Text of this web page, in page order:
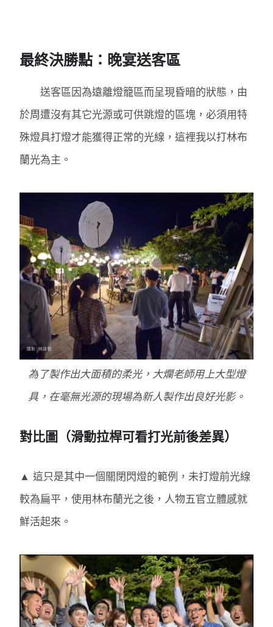
最終決勝點：晚宴送客區
送客區因為遠離燈籠區而呈現昏暗的狀態，由
於周遭沒有其它光源或可供跳燈的區塊，必須用特
殊燈具打燈才能獲得正常的光線，這裡我以打林布
蘭光為主。
為了製作出大面積的柔光，大爛老師用上大型燈
具，在毫無光源的現場為新人製作出良好光影。
對比圖（滑動拉桿可看打光前後差異）
▲ 這只是其中一個關閉閃燈的範例，未打燈前光線
較為扁平，使用林布蘭光之後，人物五官立體感就
鮮活起來。